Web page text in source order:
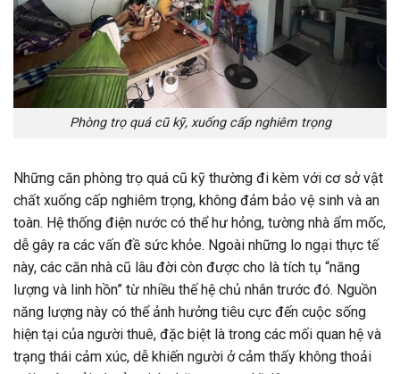
Phòng trọ quá cũ kỹ, xuống cấp nghiêm trọng
Những căn phòng trọ quá cũ kỹ thường đi kèm với cơ sở vật
chất xuống cấp nghiêm trọng, không đảm bảo vệ sinh và an
toàn. Hệ thống điện nước có thể hư hỏng, tường nhà ẩm mốc,
dễ gây ra các vấn đề sức khỏe. Ngoài những lo ngại thực tế
này, các căn nhà cũ lâu đời còn được cho là tích tụ “năng
lượng và linh hồn” từ nhiều thế hệ chủ nhân trước đó. Nguồn
năng lượng này có thể ảnh hưởng tiêu cực đến cuộc sống
hiện tại của người thuê, đặc biệt là trong các mối quan hệ và
trạng thái cảm xúc, dễ khiến người ở cảm thấy không thoải